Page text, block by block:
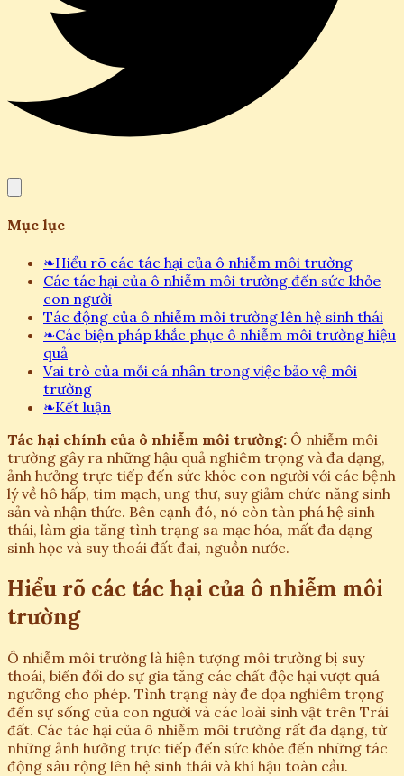
Mục lục
❧Hiểu rõ các tác hại của ô nhiễm môi trường
Các tác hại của ô nhiễm môi trường đến sức khỏe
con người
Tác động của ô nhiễm môi trường lên hệ sinh thái
❧Các biện pháp khắc phục ô nhiễm môi trường hiệu
quả
Vai trò của mỗi cá nhân trong việc bảo vệ môi
trường
❧Kết luận
Tác hại chính của ô nhiễm môi trường: Ô nhiễm môi
trường gây ra những hậu quả nghiêm trọng và đa dạng,
ảnh hưởng trực tiếp đến sức khỏe con người với các bệnh
lý về hô hấp, tim mạch, ung thư, suy giảm chức năng sinh
sản và nhận thức. Bên cạnh đó, nó còn tàn phá hệ sinh
thái, làm gia tăng tình trạng sa mạc hóa, mất đa dạng
sinh học và suy thoái đất đai, nguồn nước.
Hiểu rõ các tác hại của ô nhiễm môi
trường
Ô nhiễm môi trường là hiện tượng môi trường bị suy
thoái, biến đổi do sự gia tăng các chất độc hại vượt quá
ngưỡng cho phép. Tình trạng này đe dọa nghiêm trọng
đến sự sống của con người và các loài sinh vật trên Trái
đất. Các tác hại của ô nhiễm môi trường rất đa dạng, từ
những ảnh hưởng trực tiếp đến sức khỏe đến những tác
động sâu rộng lên hệ sinh thái và khí hậu toàn cầu.